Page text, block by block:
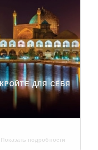
ДЛЯ СЕБЯ
Показать подробности